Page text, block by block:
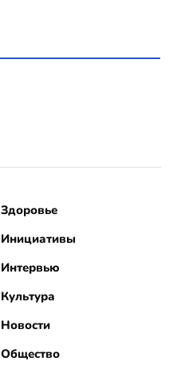
Здоровье
Инициативы
Интервью
Культура
Новости
Общество